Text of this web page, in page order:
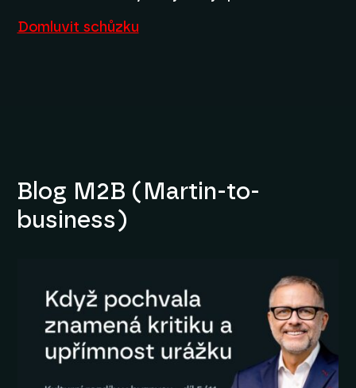
Domluvit schůzku
Blog M2B (Martin-to-
business)